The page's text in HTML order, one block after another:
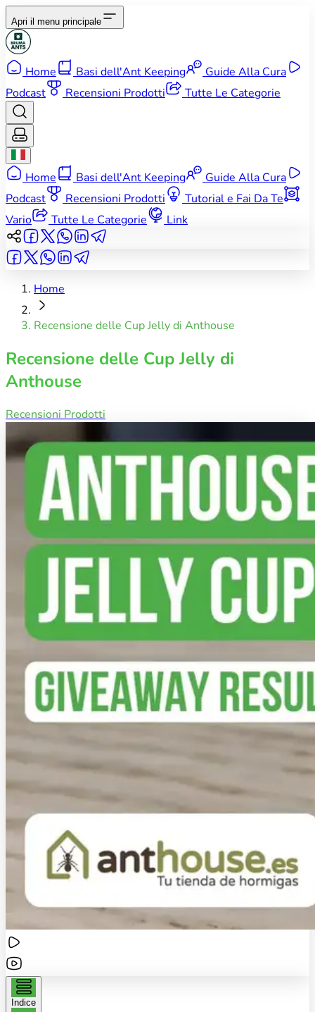
Apri il menu principale
Home Basi dell'Ant Keeping
Guide Alla Cura
Podcast
Recensioni Prodotti Tutte Le Categorie
Home Basi dell'Ant Keeping
Guide Alla Cura
Podcast
Recensioni Prodotti
Tutorial e Fai Da Te
Vario
Tutte Le Categorie Link
Home
Recensione delle Cup Jelly di Anthouse
Recensione delle Cup Jelly di
Anthouse
Recensioni Prodotti
Indice